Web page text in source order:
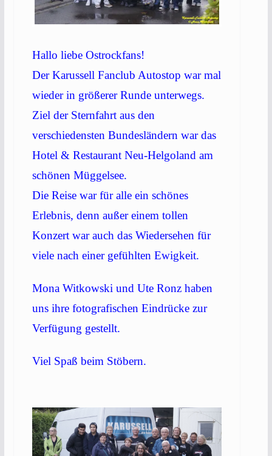
Hallo liebe Ostrockfans!
Der Karussell Fanclub Autostop war mal
wieder in größerer Runde unterwegs.
Ziel der Sternfahrt aus den
verschiedensten Bundesländern war das
Hotel & Restaurant Neu-Helgoland am
schönen Müggelsee.
Die Reise war für alle ein schönes
Erlebnis, denn außer einem tollen
Konzert war auch das Wiedersehen für
viele nach einer gefühlten Ewigkeit.
Mona Witkowski und Ute Ronz haben
uns ihre fotografischen Eindrücke zur
Verfügung gestellt.
Viel Spaß beim Stöbern.